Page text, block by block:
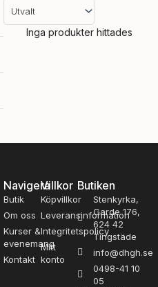
Inga produkter hittades
Navigera
Butik
Om oss
Kurser &
evenemang
Kontakt
Villkor
Köpvillkor
Leveransinformation
Integritetspolicy
Mitt
konto
Butiken
Stenkyrka,
Garde 176,
624 42
Tingstäde
info@dhgh.se
0498-41 10
05